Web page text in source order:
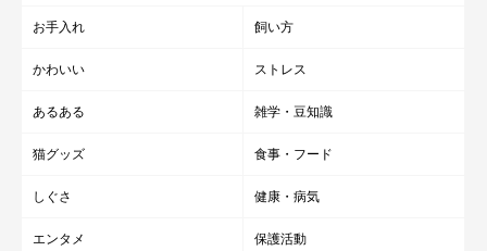
ついやってしまいがちかもしれませんが、胸まわりをつかんで持
ち上げるのは、両手で猫の胸を圧迫してしまうのでNGです。
②猫をひざにのせ、前足の下からお尻の下へ腕をまわす
お手入れ 飼い方
かわいい ストレス
あるある 雑学・豆知識
猫グッズ 食事・フード
しぐさ 健康・病気
エンタメ 保護活動